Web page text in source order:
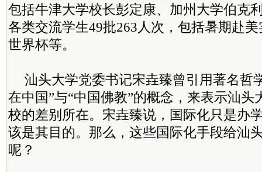
包括牛津大学校长彭定康、加州大学伯克
各类交流学生49批263人次，包括暑期赴
世界杯等。
汕头大学党委书记宋垚臻曾引用著名哲
在中国”与“中国佛教”的概念，来表示汕头
校的差别所在。宋垚臻说，国际化只是办
该是其目的。那么，这些国际化手段给汕
呢？